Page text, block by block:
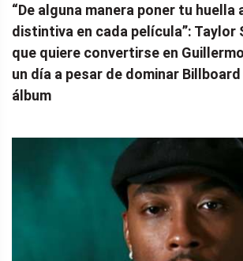
“De alguna manera poner tu
distintiva en cada película”: Taylor
que quiere convertirse en
un día a pesar de dominar
álbum